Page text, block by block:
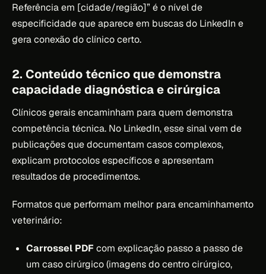
Referência em [cidade/região]” é o nível de
especificidade que aparece em buscas do LinkedIn e
gera conexão do clínico certo.
2. Conteúdo técnico que demonstra
capacidade diagnóstica e cirúrgica
Clínicos gerais encaminham para quem demonstra
competência técnica. No LinkedIn, esse sinal vem de
publicações que documentam casos complexos,
explicam protocolos específicos e apresentam
resultados de procedimentos.
Formatos que performam melhor para encaminhamento
veterinário:
Carrossel PDF com explicação passo a passo de
um caso cirúrgico (imagens do centro cirúrgico,